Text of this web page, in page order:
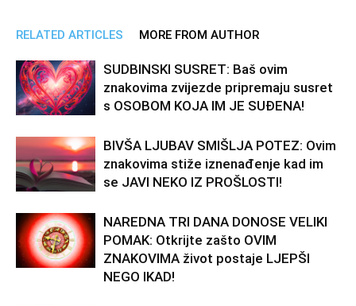
RELATED ARTICLES MORE FROM AUTHOR
SUDBINSKI SUSRET: Baš ovim
znakovima zvijezde pripremaju susret
s OSOBOM KOJA IM JE SUĐENA!
BIVŠA LJUBAV SMIŠLJA POTEZ: Ovim
znakovima stiže iznenađenje kad im
se JAVI NEKO IZ PROŠLOSTI!
NAREDNA TRI DANA DONOSE VELIKI
POMAK: Otkrijte zašto OVIM
ZNAKOVIMA život postaje LJEPŠI
NEGO IKAD!